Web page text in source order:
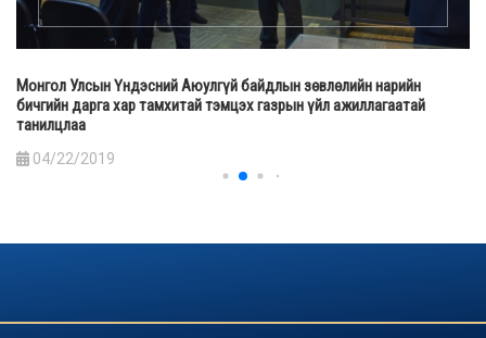
Монгол Улсын Үндэсний Аюулгүй байдлын зөвлөлийн нарийн
бичгийн дарга хар тамхитай тэмцэх газрын үйл ажиллагаатай
танилцлаа
04/22/2019